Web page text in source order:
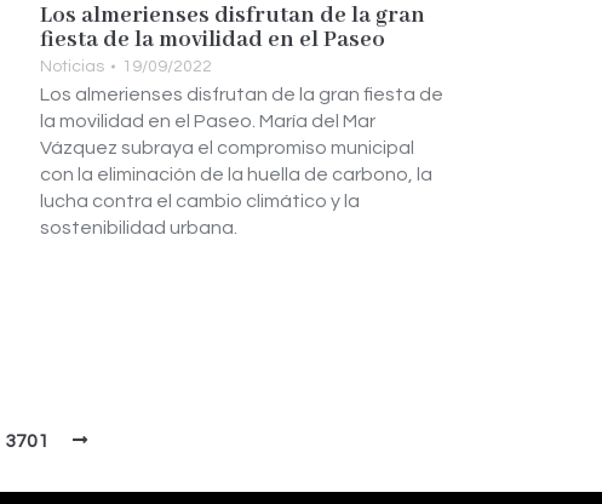
Los almerienses disfrutan de la gran
fiesta de la movilidad en el Paseo
Noticias 19/09/2022
Los almerienses disfrutan de la gran fiesta de
la movilidad en el Paseo. María del Mar
Vázquez subraya el compromiso municipal
con la eliminación de la huella de carbono, la
lucha contra el cambio climático y la
sostenibilidad urbana.
3701